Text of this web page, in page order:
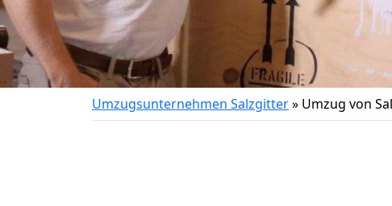
Umzugsunternehmen Salzgitter» Umzug von